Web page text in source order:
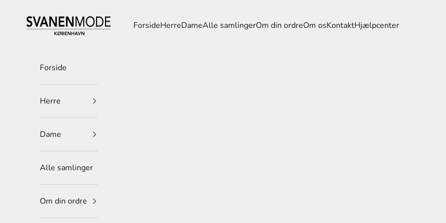
Svanen Mode
ForsideHerreDameAlle samlingerOm din ordreOm osKontaktHjælpcenter
Forside
Herre
Dame
Alle samlinger
Om din ordre